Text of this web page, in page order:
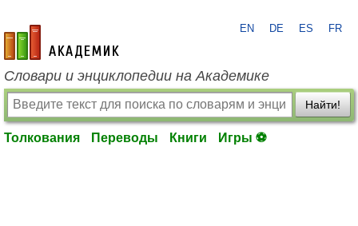
academic.ru
EN DE ES FR
Словари и энциклопедии на Академике
Найти!
Толкования Переводы Книги Игры ⚽